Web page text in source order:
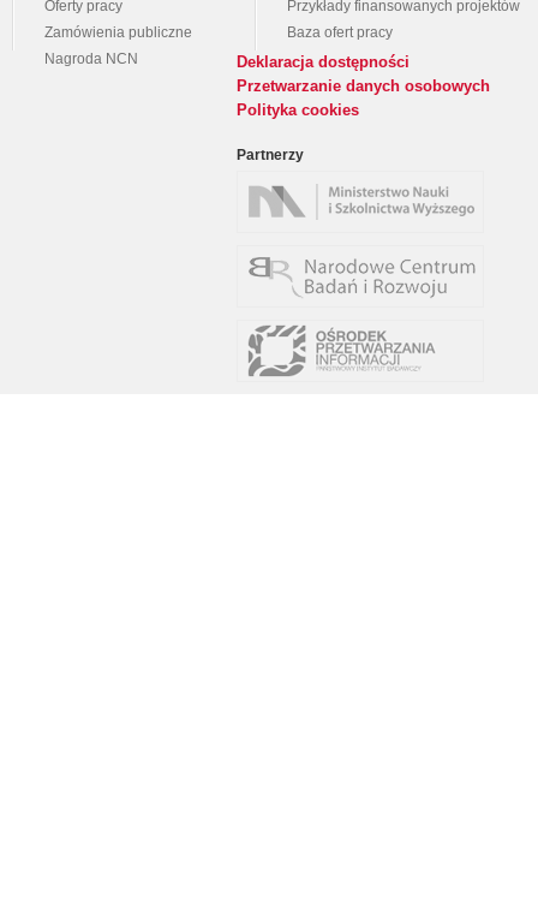
Oferty pracy
Zamówienia publiczne
Nagroda NCN
Przykłady finansowanych projektów
Baza ofert pracy
Deklaracja dostępności
Przetwarzanie danych osobowych
Polityka cookies
Partnerzy